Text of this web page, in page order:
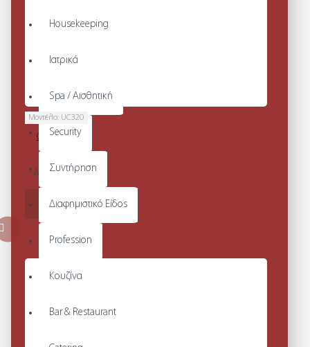
Housekeeping
Ιατρικά
Spa / Αισθητική
Security
Συντήρηση
Διαφημιστικό Είδος
Profession
Κουζίνα
Bar & Restaurant
Μοντέλο: UC320
OLYMPIC T-
Από 7,44€
ΚΑΛΆΘΙ